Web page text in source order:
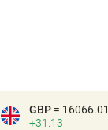
GBP = 16066.01
+31.13